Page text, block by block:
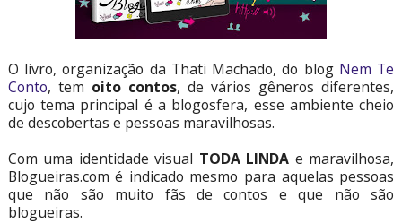
O livro, organização da Thati Machado, do blog Nem Te
Conto, tem oito contos, de vários gêneros diferentes,
cujo tema principal é a blogosfera, esse ambiente cheio
de descobertas e pessoas maravilhosas.
Com uma identidade visual TODA LINDA e maravilhosa,
Blogueiras.com é indicado mesmo para aquelas pessoas
que não são muito fãs de contos e que não são
blogueiras.